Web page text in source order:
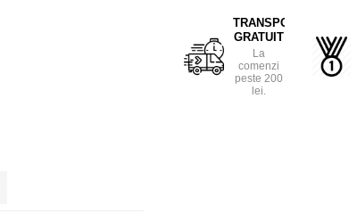
TRANSPORT
GRATUIT
La
comenzi
peste 200
lei.